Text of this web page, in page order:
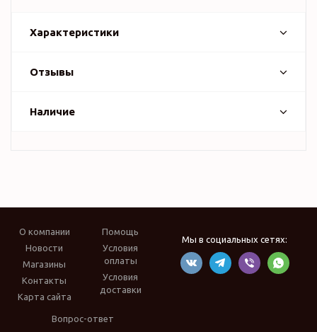
Характеристики
Отзывы
Наличие
О компании
Новости
Магазины
Контакты
Карта сайта
Помощь
Условия
оплаты
Условия
доставки
Вопрос-ответ
Мы в социальных сетях: